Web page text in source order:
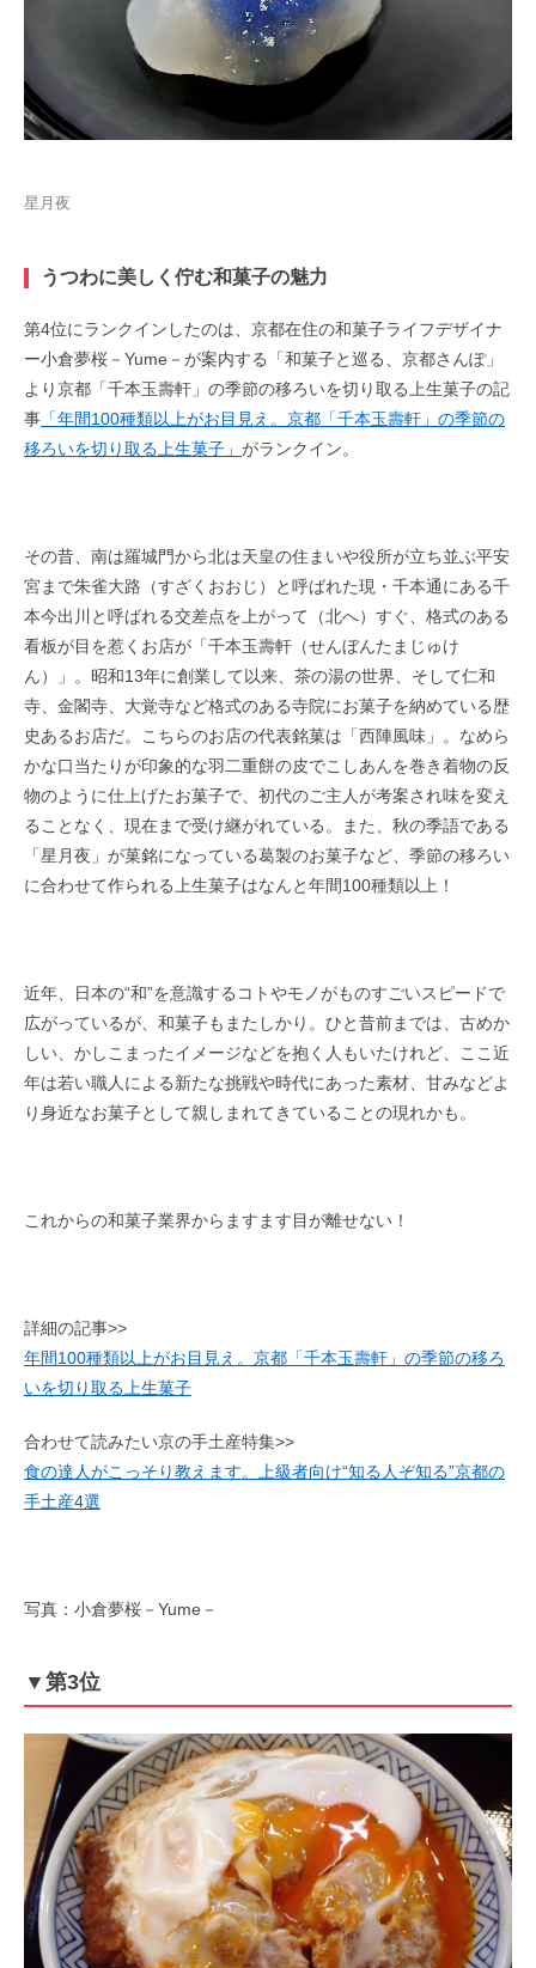
星月夜
うつわに美しく佇む和菓子の魅力
第4位にランクインしたのは、京都在住の和菓子ライフデザイナ
ー小倉夢桜－Yume－が案内する「和菓子と巡る、京都さんぽ」
より京都「千本玉壽軒」の季節の移ろいを切り取る上生菓子の記
事 「年間100種類以上がお目見え。京都「千本玉壽軒」の季節の
移ろいを切り取る上生菓子」 がランクイン。
その昔、南は羅城門から北は天皇の住まいや役所が立ち並ぶ平安
宮まで朱雀大路（すざくおおじ）と呼ばれた現・千本通にある千
本今出川と呼ばれる交差点を上がって（北へ）すぐ、格式のある
看板が目を惹くお店が「千本玉壽軒（せんぼんたまじゅけ
ん）」。昭和13年に創業して以来、茶の湯の世界、そして仁和
寺、金閣寺、大覚寺など格式のある寺院にお菓子を納めている歴
史あるお店だ。こちらのお店の代表銘菓は「西陣風味」。なめら
かな口当たりが印象的な羽二重餅の皮でこしあんを巻き着物の反
物のように仕上げたお菓子で、初代のご主人が考案され味を変え
ることなく、現在まで受け継がれている。また、秋の季語である
「星月夜」が菓銘になっている葛製のお菓子など、季節の移ろい
に合わせて作られる上生菓子はなんと年間100種類以上！
近年、日本の“和”を意識するコトやモノがものすごいスピードで
広がっているが、和菓子もまたしかり。ひと昔前までは、古めか
しい、かしこまったイメージなどを抱く人もいたけれど、ここ近
年は若い職人による新たな挑戦や時代にあった素材、甘みなどよ
り身近なお菓子として親しまれてきていることの現れかも。
これからの和菓子業界からますます目が離せない！
詳細の記事>>
年間100種類以上がお目見え。京都「千本玉壽軒」の季節の移ろ
いを切り取る上生菓子
合わせて読みたい京の手土産特集>>
食の達人がこっそり教えます。上級者向け“知る人ぞ知る”京都の
手土産4選
写真：小倉夢桜－Yume－
▼第3位